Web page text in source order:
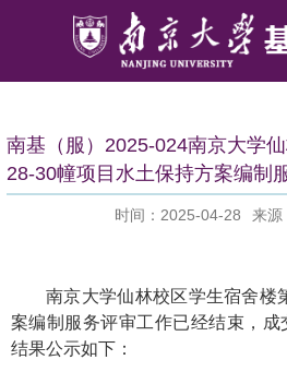
南基（服）2025-024南京大学
28-30幢项目水土保持方案编制
时间：2025-04-28 来源
南京大学仙林校区学生宿舍楼
案编制服务评审工作已经结束，
结果公示如下：